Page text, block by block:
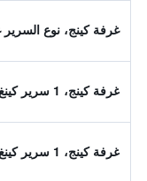
غرفة كينج، نوع
غرفة كينج، 1 سرير كينغ
غرفة كينج، 1 سرير كينغ